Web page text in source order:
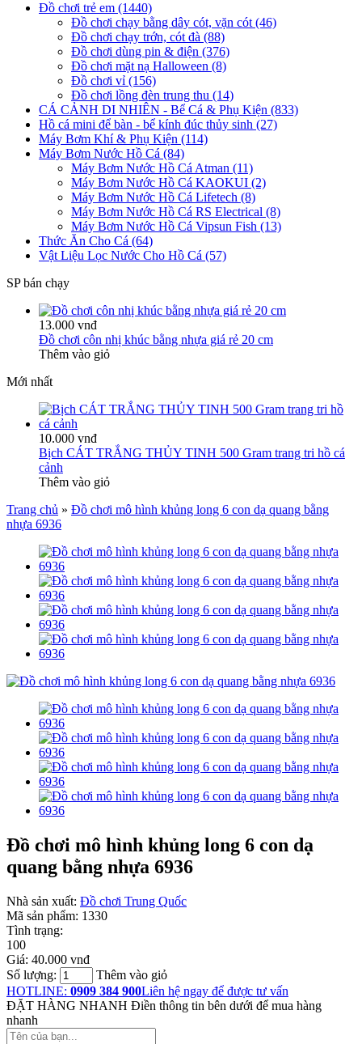
Đồ chơi trẻ em (1440)
Đồ chơi chạy bằng dây cót, vặn cót (46)
Đồ chơi chạy trớn, cót đà (88)
Đồ chơi dùng pin & điện (376)
Đồ chơi mặt nạ Halloween (8)
Đồ chơi vỉ (156)
Đồ chơi lồng đèn trung thu (14)
CÁ CẢNH DI NHIÊN - Bể Cá & Phụ Kiện (833)
Hồ cá mini để bàn - bể kính đúc thủy sinh (27)
Máy Bơm Khí & Phụ Kiện (114)
Máy Bơm Nước Hồ Cá (84)
Máy Bơm Nước Hồ Cá Atman (11)
Máy Bơm Nước Hồ Cá KAOKUI (2)
Máy Bơm Nước Hồ Cá Lifetech (8)
Máy Bơm Nước Hồ Cá RS Electrical (8)
Máy Bơm Nước Hồ Cá Vipsun Fish (13)
Thức Ăn Cho Cá (64)
Vật Liệu Lọc Nước Cho Hồ Cá (57)
SP bán chạy
13.000 vnđ
Đồ chơi côn nhị khúc bằng nhựa giá rẻ 20 cm
Thêm vào giỏ
Mới nhất
10.000 vnđ
Bịch CÁT TRẮNG THỦY TINH 500 Gram trang tri hồ cá
cảnh
Thêm vào giỏ
Trang chủ » Đồ chơi mô hình khủng long 6 con dạ quang bằng
nhựa 6936
Đồ chơi mô hình khủng long 6 con dạ
quang bằng nhựa 6936
Nhà sản xuất: Đồ chơi Trung Quốc
Mã sản phẩm: 1330
Tình trạng:
100
Giá: 40.000 vnđ
Số lượng:
Thêm vào giỏ
HOTLINE: 0909 384 900Liên hệ ngay để được tư vấn
ĐẶT HÀNG NHANH Điền thông tin bên dưới để mua hàng
nhanh